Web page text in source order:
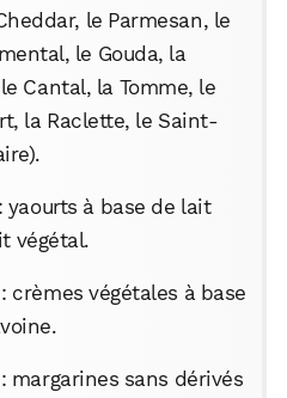
le Parmesan, le
le Gouda, la
Cantal, la Tomme, le
la Raclette, le Saint-
: yaourts à base de lait
végétal.
crèmes végétales à base
: margarines sans dérivés